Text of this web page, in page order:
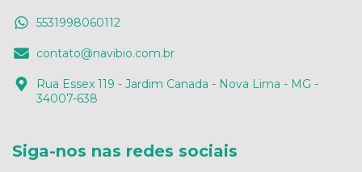
5531998060112
contato@navibio.com.br
Rua Essex 119 - Jardim Canada - Nova Lima - MG -
34007-638
Siga-nos nas redes sociais